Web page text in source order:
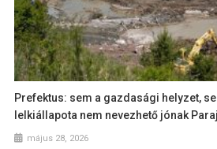
Prefektus: sem a gazdasági helyzet,
lelkiállapota nem nevezhető jónak
május 28, 2026